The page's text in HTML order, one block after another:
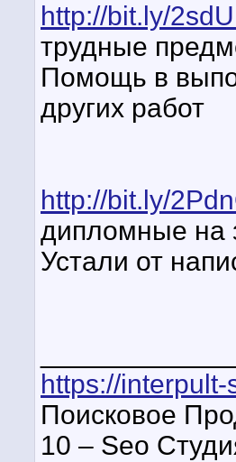
http://bit.ly/
трудные
Помощь в
других работ
http://bit.ly/
дипломные на
Устали от
https://
Поисковое
10 – Seo